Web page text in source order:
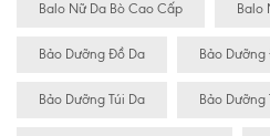
Balo Nữ Da Bò Cao Cấp Balo
Bảo Dưỡng Đồ Da Bảo Dưỡng
Bảo Dưỡng Túi Da Bảo Dưỡng